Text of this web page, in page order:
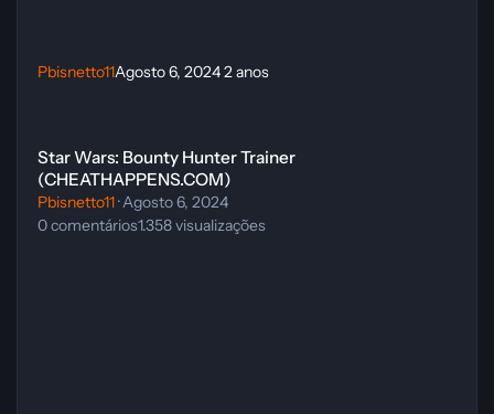
Pbisnetto11Agosto 6, 20242 anos
Star Wars: Bounty Hunter Trainer
(CHEATHAPPENS.COM)
Pbisnetto11·Agosto 6, 2024
0comentários1.358visualizações